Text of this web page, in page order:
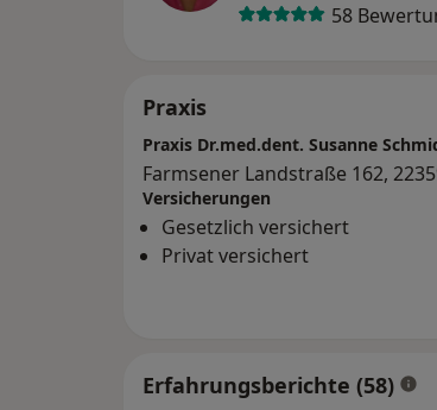
58
Praxis
Praxis Dr.med.dent. Susanne
Farmsener Landstraße 162,
Versicherungen
Gesetzlich versichert
Privat versichert
Erfahrungsberichte (58)